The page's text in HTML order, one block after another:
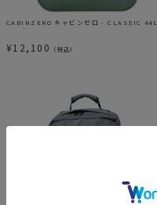
CABINZERO キャビンゼロ - CLASSIC 44L
¥12,100 （税込）